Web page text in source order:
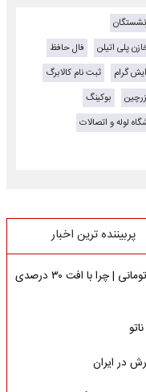
پلی اتیلن
فال حافظ
گرام
ثبت نام کالابرگ
زرچین
بوکینگ
لوله و اتصالات
پربیننده ترین اخبار
ماجرای جهش میلیونی قیمت گوشت ۴ هزار تومانی | چرا با افت ۳۰ درصدی
در ایران